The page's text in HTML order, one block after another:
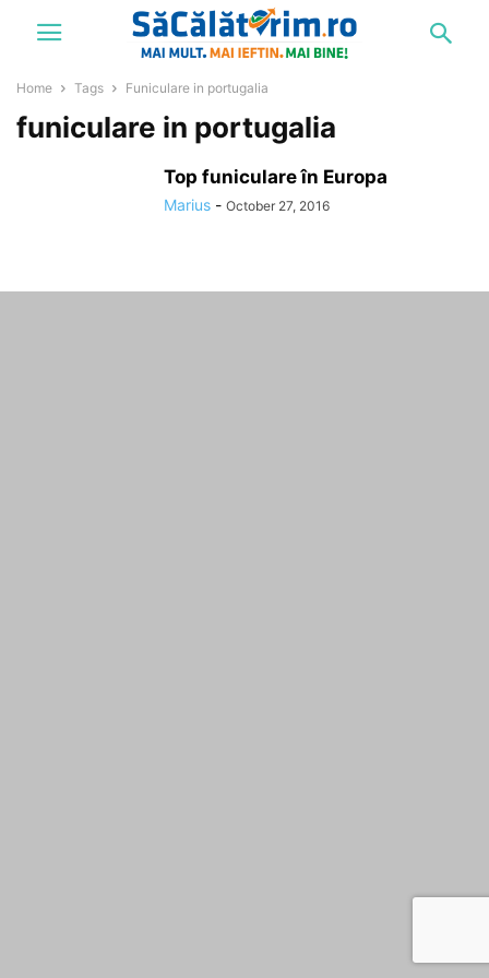
Home Tags Funiculare in portugalia
funiculare in portugalia
Top funiculare în Europa
Marius - October 27, 2016